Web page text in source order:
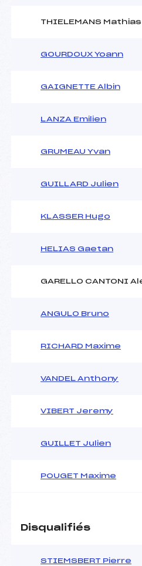
THIELEMANS Mathias
GOURDOUX Yoann
GAIGNETTE Albin
LANZA Emilien
GRUMEAU Yvan
GUILLARD Julien
KLASSER Hugo
HELIAS Gaetan
GARELLO CANTONI
ANGULO Bruno
RICHARD Maxime
VANDEL Anthony
VIBERT Jeremy
GUILLET Julien
POUGET Maxime
Disqualifiés
STIEMSBERT Pierre